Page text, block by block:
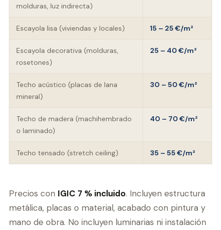
molduras, luz indirecta)
Escayola lisa (viviendas y locales) 15 – 25 €/m²
Escayola decorativa (molduras,
rosetones)
25 – 40 €/m²
Techo acústico (placas de lana
mineral)
30 – 50 €/m²
Techo de madera (machihembrado
o laminado)
40 – 70 €/m²
Techo tensado (stretch ceiling) 35 – 55 €/m²
Precios con IGIC 7 % incluido. Incluyen estructura
metálica, placas o material, acabado con pintura y
mano de obra. No incluyen luminarias ni instalación